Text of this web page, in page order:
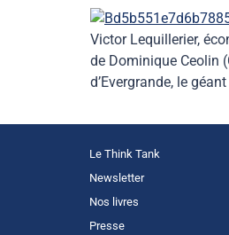
Victor Lequillerier,
de Dominique Ceolin
d’Evergrande, le
Le Think Tank
Newsletter
Nos livres
Presse